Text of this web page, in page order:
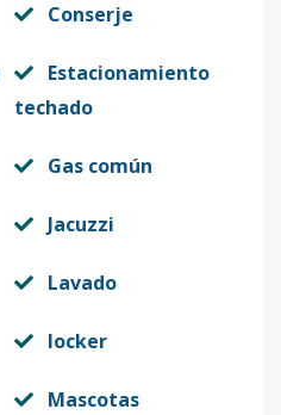
Conserje
Estacionamiento
techado
Gas común
Jacuzzi
Lavado
locker
Mascotas